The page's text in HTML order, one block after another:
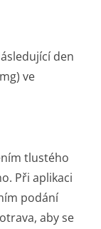
den
ve
tlustého
Při aplikaci
podání
aby se